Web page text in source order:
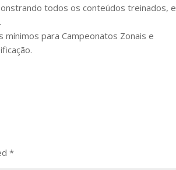
todos os conteúdos treinados, e
para Campeonatos Zonais e
*